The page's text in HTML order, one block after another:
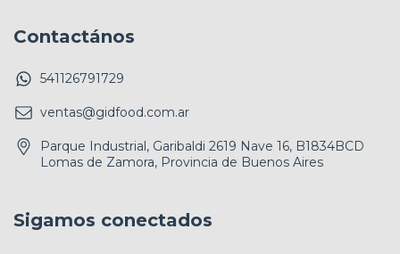
Contactános
541126791729
ventas@gidfood.com.ar
Parque Industrial, Garibaldi 2619 Nave 16, B1834BCD
Lomas de Zamora, Provincia de Buenos Aires
Sigamos conectados